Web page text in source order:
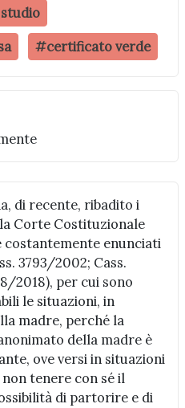
#certificato verde
di recente, ribadito i
Corte Costituzionale
costantemente enunciati
3793/2002; Cass.
2018), per cui sono
le situazioni, in
madre, perché la
della madre è
ove versi in situazioni
tenere con sé il
di partorire e di